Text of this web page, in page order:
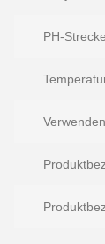
PH-